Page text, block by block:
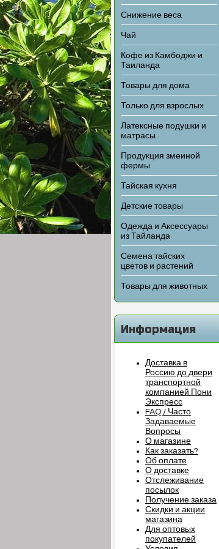
Снижение веса
Чай
Кофе из Камбоджи и
Таиланда
Товары для дома
Только для взрослых
Латексные подушки и
матрасы
Продукция змеиной
фермы
Тайская кухня
Детские товары
Одежда и Аксессуары
из Тайланда
Семена тайских
цветов и растений
Товары для животных
Информация
Доставка в
Россию до двери
транспортной
компанией Пони
Экспресс
FAQ / Часто
Задаваемые
Вопросы
О магазине
Как заказать?
Об оплате
О доставке
Отслеживание
посылок
Получение заказа
Скидки и акции
магазина
Для оптовых
покупателей